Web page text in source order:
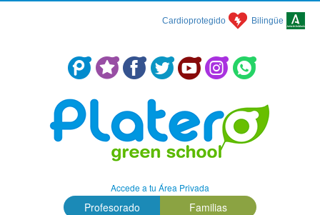
Cardioprotegido Bilingüe
Centro Concertado en Málaga: Colegio Platero Green School
Accede a tu Área Privada
Profesorado Familias